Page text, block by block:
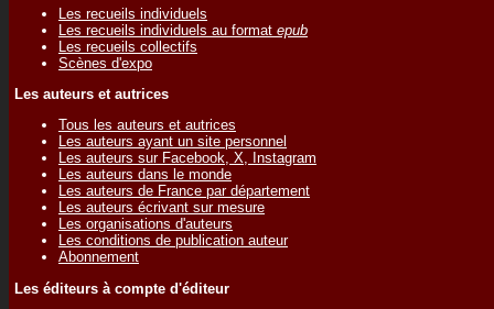
Les recueils individuels
Les recueils individuels au format epub
Les recueils collectifs
Scènes d'expo
Les auteurs et autrices
Tous les auteurs et autrices
Les auteurs ayant un site personnel
Les auteurs sur Facebook, X, Instagram
Les auteurs dans le monde
Les auteurs de France par département
Les auteurs écrivant sur mesure
Les organisations d'auteurs
Les conditions de publication auteur
Abonnement
Les éditeurs à compte d'éditeur